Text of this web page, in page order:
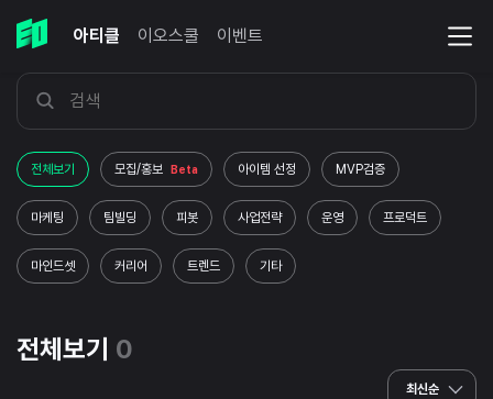
아티클 이오스쿨 이벤트
전체보기 모집/홍보 Beta 아이템 선정 MVP검증
마케팅 팀빌딩 피봇 사업전략 운영 프로덕트
마인드셋 커리어 트렌드 기타
전체보기 0
최신순